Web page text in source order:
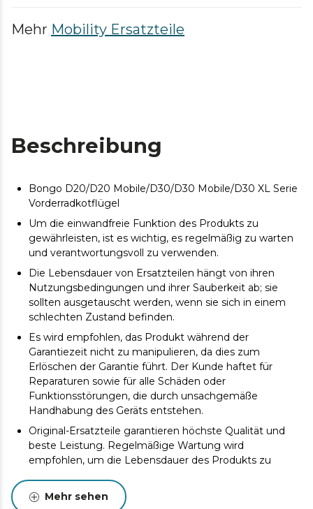
Mehr Mobility Ersatzteile
Beschreibung
Bongo D20/D20 Mobile/D30/D30 Mobile/D30 XL Serie
Vorderradkotflügel
Um die einwandfreie Funktion des Produkts zu
gewährleisten, ist es wichtig, es regelmäßig zu warten
und verantwortungsvoll zu verwenden.
Die Lebensdauer von Ersatzteilen hängt von ihren
Nutzungsbedingungen und ihrer Sauberkeit ab; sie
sollten ausgetauscht werden, wenn sie sich in einem
schlechten Zustand befinden.
Es wird empfohlen, das Produkt während der
Garantiezeit nicht zu manipulieren, da dies zum
Erlöschen der Garantie führt. Der Kunde haftet für
Reparaturen sowie für alle Schäden oder
Funktionsstörungen, die durch unsachgemäße
Handhabung des Geräts entstehen.
Original-Ersatzteile garantieren höchste Qualität und
beste Leistung. Regelmäßige Wartung wird
empfohlen, um die Lebensdauer des Produkts zu
Mehr sehen